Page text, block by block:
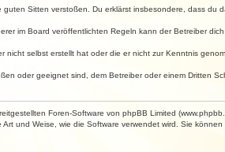
Sitten verstoßen. Du erklärst insbesondere, dass du
im Board veröffentlichten Regeln kann der Betreiber
selbst erstellt hat oder die er nicht zur Kenntnis
oder geeignet sind, dem Betreiber oder einem Dritten
Foren-Software von phpBB Limited
und Weise, wie die Software verwendet wird. Sie